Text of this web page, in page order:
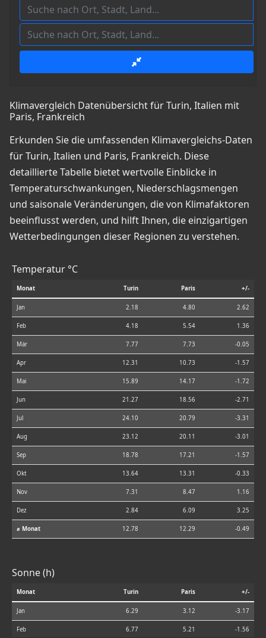
Klimavergleich Datenübersicht für Turin, Italien mit
Paris, Frankreich
Erkunden Sie die umfassenden Klimavergleichs-Daten
für Turin, Italien und Paris, Frankreich. Diese
detaillierte Tabelle bietet wertvolle Einblicke in
Temperaturschwankungen, Niederschlagsmengen
und saisonale Veränderungen, die von Klimafaktoren
beeinflusst werden, und hilft Ihnen, die einzigartigen
Wetterbedingungen dieser Regionen zu verstehen.
Temperatur °C
Monat Turin Paris +/-
Jan 2.18 4.80 2.62
Feb 4.18 5.54 1.36
Mär 7.77 7.73 -0.05
Apr 12.31 10.73 -1.57
Mai 15.89 14.17 -1.72
Jun 21.27 18.56 -2.71
Jul 24.10 20.79 -3.31
Aug 23.12 20.11 -3.01
Sep 18.78 17.21 -1.57
Okt 13.64 13.31 -0.33
Nov 7.31 8.47 1.16
Dez 2.84 6.09 3.25
⌀ Monat 12.78 12.29 -0.49
Sonne (h)
Monat Turin Paris +/-
Jan 6.29 3.12 -3.17
Feb 6.77 5.21 -1.56